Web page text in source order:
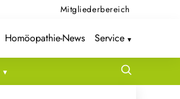
Mitgliederbereich
Homöopathie-News Service